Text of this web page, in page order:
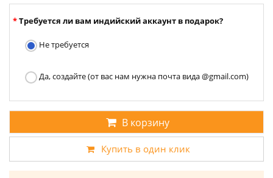
Требуется ли вам индийский аккаунт в подарок?
Не требуется
Да, создайте (от вас нам нужна почта вида @gmail.com)
В корзину
Купить в один клик